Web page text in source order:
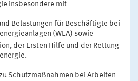
insbesondere mit
Belastungen für Beschäftigte bei
(WEA) sowie
der Ersten Hilfe und der Rettung
Schutzmaßnahmen bei Arbeiten